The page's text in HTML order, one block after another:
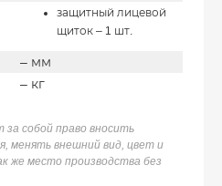
защитный лицевой
щиток – 1 шт.
– мм
– кг
собой право вносить
менять внешний вид, цвет и
же место производства без